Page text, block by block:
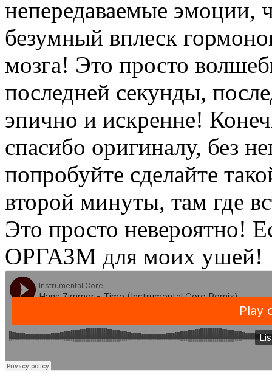
непередаваемые эмоции,
безумный вплеск
мозга! Это просто
последней секунды,
эпично и искренне!
спасибо оригиналу, без
попробуйте сделайте
второй минуты, там где
Это просто невероятно!
ОРГАЗМ для моих ушей!